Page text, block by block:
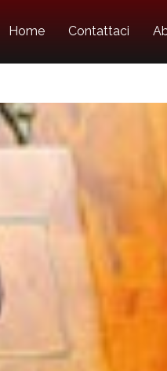
Home Contattaci